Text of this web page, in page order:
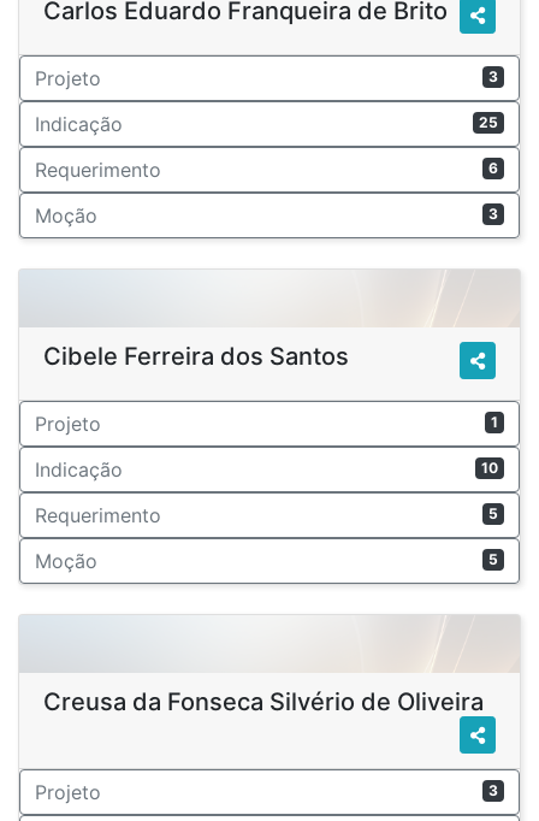
Carlos Eduardo Franqueira de Brito
Projeto 3
Indicação 25
Requerimento 6
Moção 3
Cibele Ferreira dos Santos
Projeto 1
Indicação 10
Requerimento 5
Moção 5
Creusa da Fonseca Silvério de Oliveira
Projeto 3